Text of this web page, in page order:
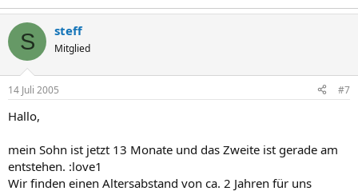
S steff
Mitglied
14 Juli 2005 #7
Hallo,
mein Sohn ist jetzt 13 Monate und das Zweite ist gerade am
entstehen. :love1
Wir finden einen Altersabstand von ca. 2 Jahren für uns